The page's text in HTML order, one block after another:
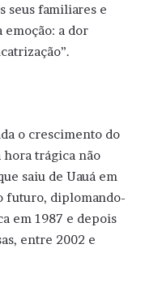
seus familiares e
emoção: a dor
o crescimento do
hora trágica não
saiu de Uauá em
futuro, diplomando-
em 1987 e depois
entre 2002 e